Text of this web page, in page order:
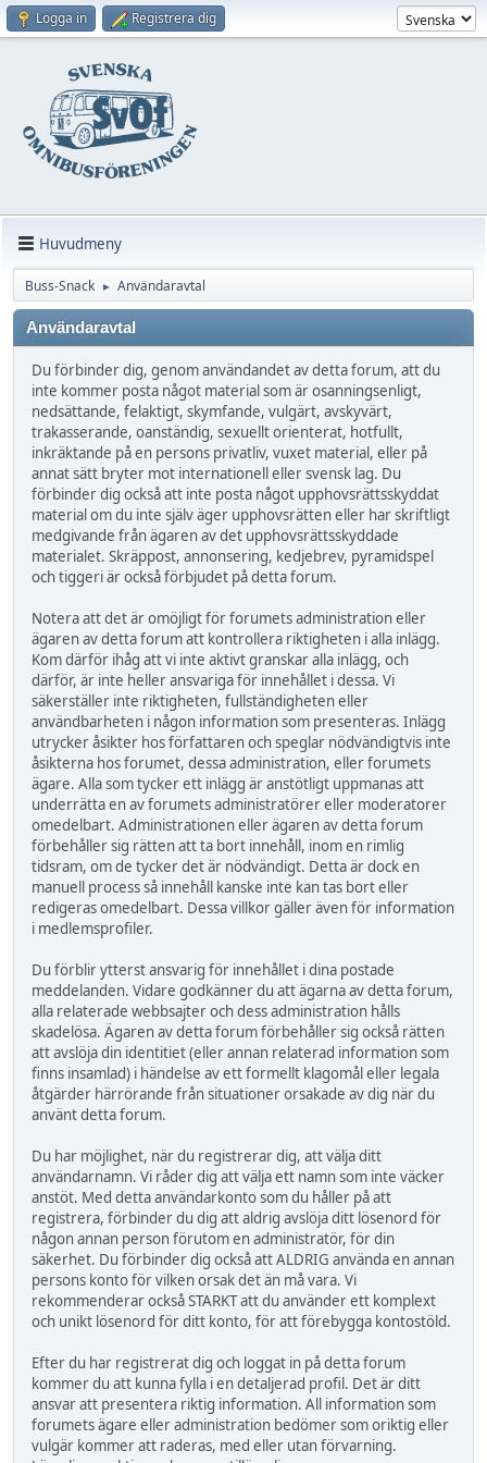
Logga in Registrera dig
Huvudmeny
Buss-Snack ► Användaravtal
Användaravtal
Du förbinder dig, genom användandet av detta forum, att du
inte kommer posta något material som är osanningsenligt,
nedsättande, felaktigt, skymfande, vulgärt, avskyvärt,
trakasserande, oanständig, sexuellt orienterat, hotfullt,
inkräktande på en persons privatliv, vuxet material, eller på
annat sätt bryter mot internationell eller svensk lag. Du
förbinder dig också att inte posta något upphovsrättsskyddat
material om du inte själv äger upphovsrätten eller har skriftligt
medgivande från ägaren av det upphovsrättsskyddade
materialet. Skräppost, annonsering, kedjebrev, pyramidspel
och tiggeri är också förbjudet på detta forum.
Notera att det är omöjligt för forumets administration eller
ägaren av detta forum att kontrollera riktigheten i alla inlägg.
Kom därför ihåg att vi inte aktivt granskar alla inlägg, och
därför, är inte heller ansvariga för innehållet i dessa. Vi
säkerställer inte riktigheten, fullständigheten eller
användbarheten i någon information som presenteras. Inlägg
utrycker åsikter hos författaren och speglar nödvändigtvis inte
åsikterna hos forumet, dessa administration, eller forumets
ägare. Alla som tycker ett inlägg är anstötligt uppmanas att
underrätta en av forumets administratörer eller moderatorer
omedelbart. Administrationen eller ägaren av detta forum
förbehåller sig rätten att ta bort innehåll, inom en rimlig
tidsram, om de tycker det är nödvändigt. Detta är dock en
manuell process så innehåll kanske inte kan tas bort eller
redigeras omedelbart. Dessa villkor gäller även för information
i medlemsprofiler.
Du förblir ytterst ansvarig för innehållet i dina postade
meddelanden. Vidare godkänner du att ägarna av detta forum,
alla relaterade webbsajter och dess administration hålls
skadelösa. Ägaren av detta forum förbehåller sig också rätten
att avslöja din identitiet (eller annan relaterad information som
finns insamlad) i händelse av ett formellt klagomål eller legala
åtgärder härrörande från situationer orsakade av dig när du
använt detta forum.
Du har möjlighet, när du registrerar dig, att välja ditt
användarnamn. Vi råder dig att välja ett namn som inte väcker
anstöt. Med detta användarkonto som du håller på att
registrera, förbinder du dig att aldrig avslöja ditt lösenord för
någon annan person förutom en administratör, för din
säkerhet. Du förbinder dig också att ALDRIG använda en annan
persons konto för vilken orsak det än må vara. Vi
rekommenderar också STARKT att du använder ett komplext
och unikt lösenord för ditt konto, för att förebygga kontostöld.
Efter du har registrerat dig och loggat in på detta forum
kommer du att kunna fylla i en detaljerad profil. Det är ditt
ansvar att presentera riktig information. All information som
forumets ägare eller administration bedömer som oriktig eller
vulgär kommer att raderas, med eller utan förvarning.